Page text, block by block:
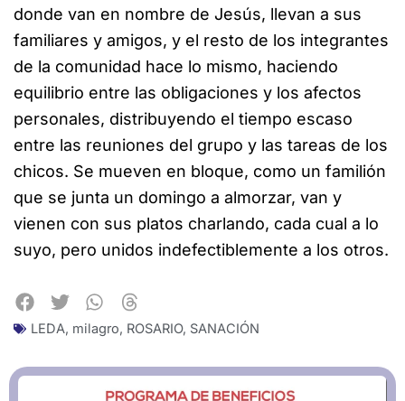
donde van en nombre de Jesús, llevan a sus
familiares y amigos, y el resto de los integrantes
de la comunidad hace lo mismo, haciendo
equilibrio entre las obligaciones y los afectos
personales, distribuyendo el tiempo escaso
entre las reuniones del grupo y las tareas de los
chicos. Se mueven en bloque, como un familión
que se junta un domingo a almorzar, van y
vienen con sus platos charlando, cada cual a lo
suyo, pero unidos indefectiblemente a los otros.
LEDA, milagro, ROSARIO, SANACIÓN